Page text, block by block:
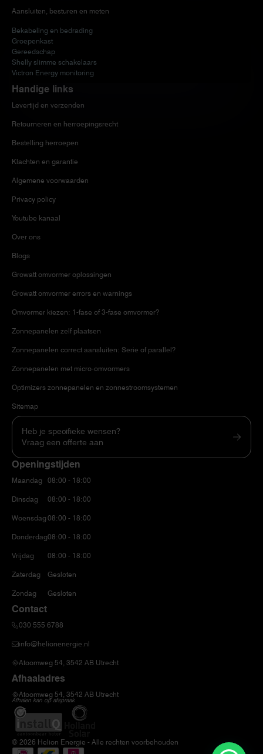
Aansluiten, besturen en meten
Bekabeling en bedrading
Groepenkast
Gereedschap
Shelly slimme schakelaars
Victron Energy monitoring
Handige links
Levertijd en verzenden
Retourneren en herroepingsrecht
Bestelling herroepen
Klachten en garantie
Algemene voorwaarden
Privacy policy
Youtube kanaal
Over ons
Blogs
Growatt omvormer oplossingen
Growatt omvormer errors en warnings
Omvormer kiezen: 1-fase of 3-fase omvormer?
Zonnepanelen zelf plaatsen
Zonnepanelen correct aansluiten: Serie of parallel?
Zonnepanelen met micro-omvormers
Optimizers zonnepanelen en zonnestroomsystemen
Sitemap
Heb je specifieke wensen?
Vraag een offerte aan
Openingstijden
Maandag
Dinsdag
Woensdag
Donderdag
Vrijdag
Zaterdag
Zondag
08:00 - 18:00
08:00 - 18:00
08:00 - 18:00
08:00 - 18:00
08:00 - 18:00
Gesloten
Gesloten
Contact
030 555 6788
info@helionenergie.nl
Atoomweg 54, 3542 AB Utrecht
Afhaaladres
Atoomweg 54, 3542 AB Utrecht
Afhalen kan op afspraak
© 2026 Helion Energie - Alle rechten voorbehouden